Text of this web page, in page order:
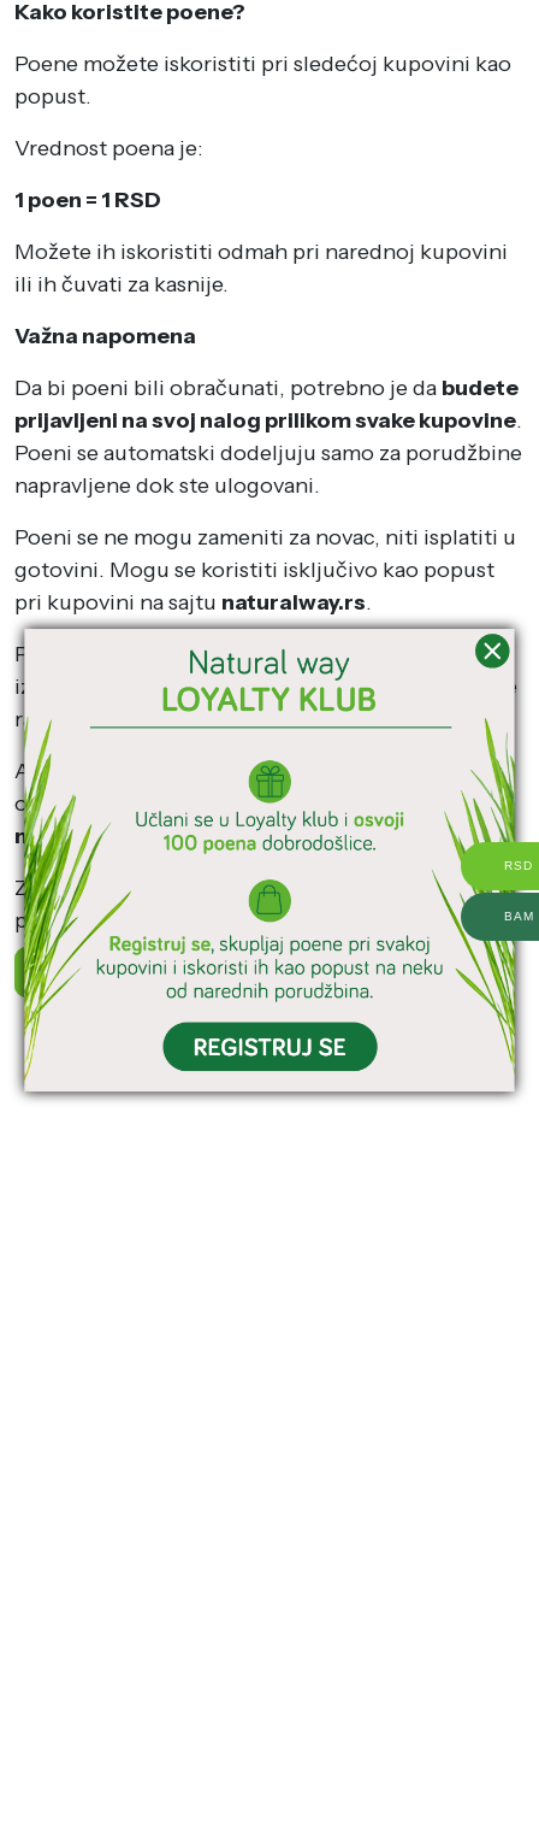
Kako koristite poene?
Poene možete iskoristiti pri sledećoj kupovini kao
popust.
Vrednost poena je:
1 poen = 1 RSD
Možete ih iskoristiti odmah pri narednoj kupovini
ili ih čuvati za kasnije.
Važna napomena
Da bi poeni bili obračunati, potrebno je da budete
prijavljeni na svoj nalog prilikom svake kupovine.
Poeni se automatski dodeljuju samo za porudžbine
napravljene dok ste ulogovani.
Poeni se ne mogu zameniti za novac, niti isplatiti u
gotovini. Mogu se koristiti isključivo kao popust
pri kupovini na sajtu naturalway.rs.
Poenima nije moguće umanjiti porudžbinu za
iznos veći od ukupne vrednosti porudžbine, niti se
razlika može isplatiti ili vratiti u novcu.
Ako dođe do
otkazivanja porudžbine
ostvareni tom kupovinombiće uklonjeni sa
naloga.
Za detaljnije informacije o našem Loyality Club-u,
pogledajte
Program lojalnosti
KREIRAJ NALOG
RSD
BAM